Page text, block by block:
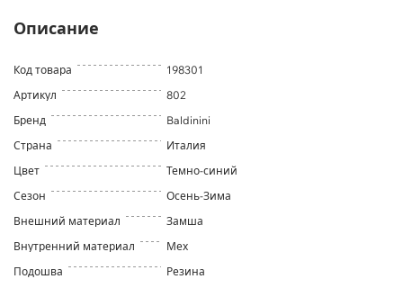
Описание
Код товара
198301
Артикул
802
Бренд
Baldinini
Страна
Италия
Цвет
Темно-синий
Сезон
Осень-Зима
Внешний материал
Замша
Внутренний материал
Мех
Подошва
Резина